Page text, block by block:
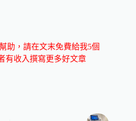
助，請在文末免費給我5個
有收入撰寫更多好文章